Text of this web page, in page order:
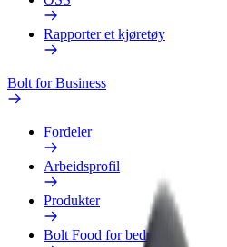
Rapporter et kjøretøy
Bolt for Business
Fordeler
Arbeidsprofil
Produkter
Bolt Food for bedrifter